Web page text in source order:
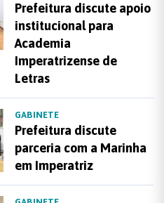
Prefeitura discute apoio
institucional para
Academia
Imperatrizense de
Letras
GABINETE
Prefeitura discute
parceria com a Marinha
em Imperatriz